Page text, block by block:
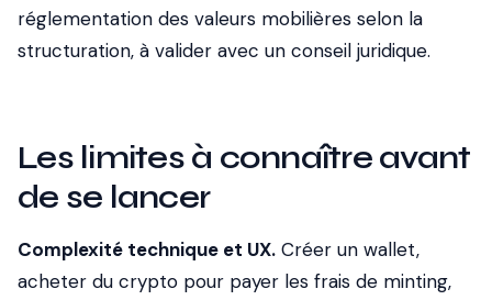
réglementation des valeurs mobilières selon la
structuration, à valider avec un conseil juridique.
Les limites à connaître avant
de se lancer
Complexité technique et UX. Créer un wallet,
acheter du crypto pour payer les frais de minting,